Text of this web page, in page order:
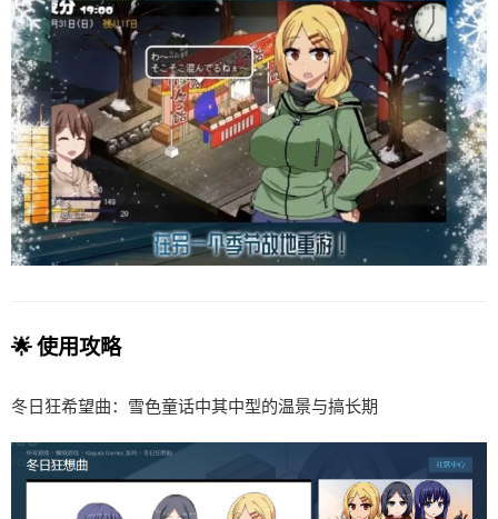
🌟 使用攻略
冬日狂希望曲：雪色童话中其中型的温景与搞长期